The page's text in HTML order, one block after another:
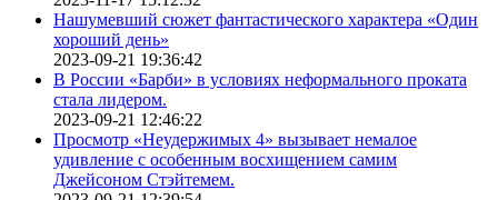
Нашумевший сюжет фантастического характера «Один
хороший день»
2023-09-21 19:36:42
В России «Барби» в условиях неформального проката
стала лидером.
2023-09-21 12:46:22
Просмотр «Неудержимых 4» вызывает немалое
удивление с особенным восхищением самим
Джейсоном Стэйтемем.